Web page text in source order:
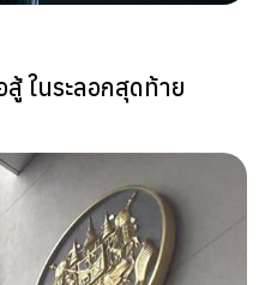
ในระลอกสุดท้าย